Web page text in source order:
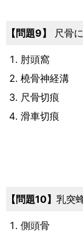
9 尺骨
肘頭窩
橈骨神経溝
尺骨切痕
滑車切痕
10 乳突
側頭骨